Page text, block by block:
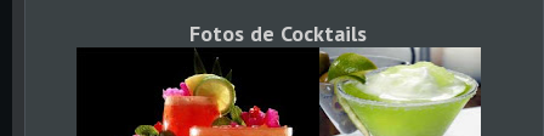
Fotos de Cocktails